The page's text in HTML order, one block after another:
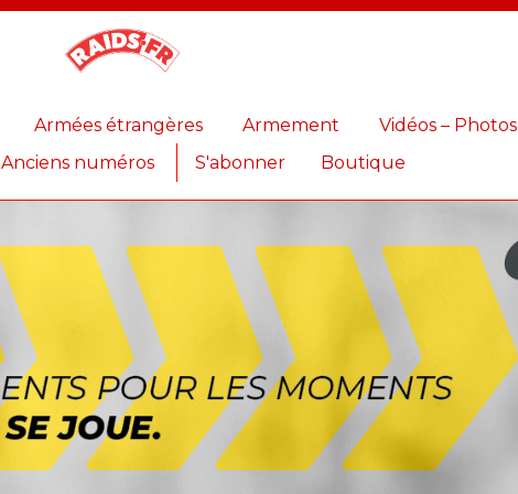
Armées étrangères Armement
Vidéos – Photos
Anciens numéros S'abonner Boutique